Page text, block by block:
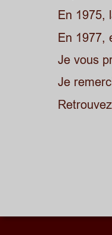
En 1975,
En 1977,
Je vous
Je